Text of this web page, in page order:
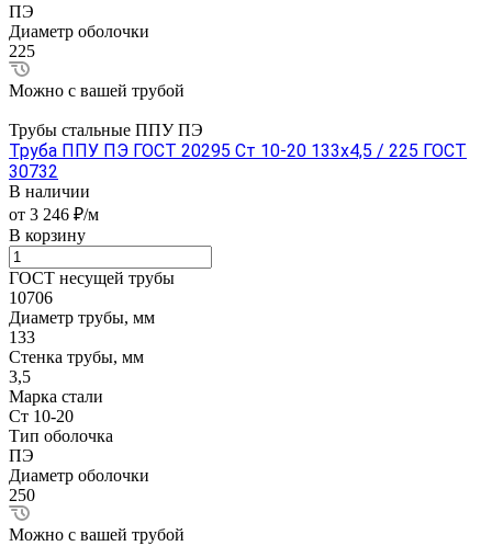
ПЭ
Диаметр оболочки
225
Можно с вашей трубой
Трубы стальные ППУ ПЭ
Труба ППУ ПЭ ГОСТ 20295 Ст 10-20 133x4,5 / 225 ГОСТ
30732
В наличии
от 3 246 ₽/м
В корзину
ГОСТ несущей трубы
10706
Диаметр трубы, мм
133
Стенка трубы, мм
3,5
Марка стали
Ст 10-20
Тип оболочка
ПЭ
Диаметр оболочки
250
Можно с вашей трубой